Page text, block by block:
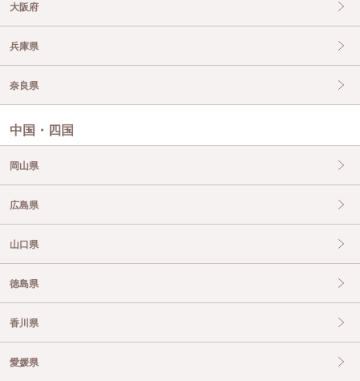
大阪府
兵庫県
奈良県
中国・四国
岡山県
広島県
山口県
徳島県
香川県
愛媛県